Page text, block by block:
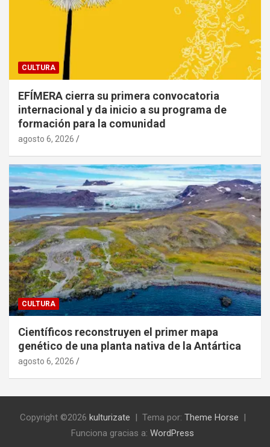
CULTURA
EFÍMERA cierra su primera convocatoria
internacional y da inicio a su programa de
formación para la comunidad
agosto 6, 2026
CULTURA
Científicos reconstruyen el primer mapa
genético de una planta nativa de la Antártica
agosto 6, 2026
Copyright ©2026 kulturizate Tema por: Theme Horse
Funciona gracias a: WordPress